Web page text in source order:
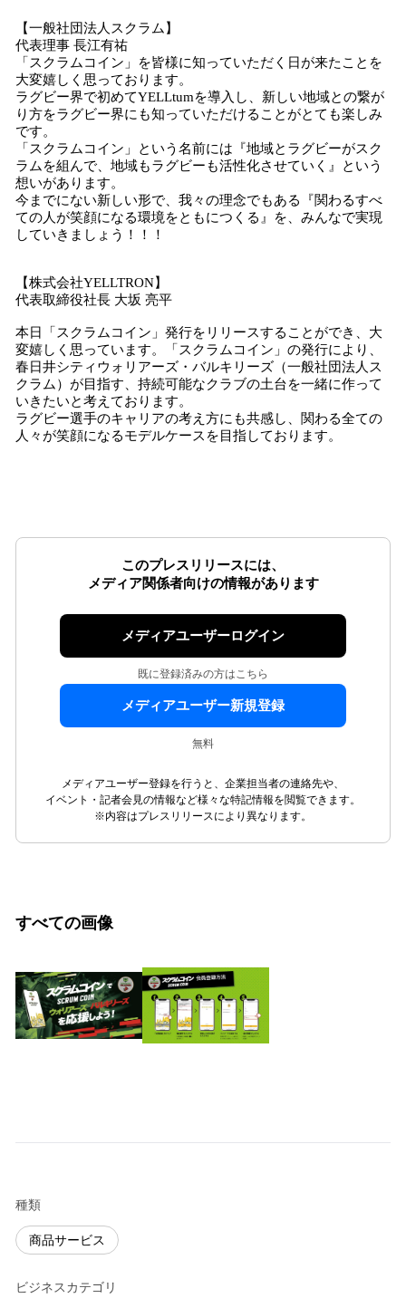
【一般社団法人スクラム】
代表理事 長江有祐
「スクラムコイン」を皆様に知っていただく日が来たことを
大変嬉しく思っております。
ラグビー界で初めてYELLtumを導入し、新しい地域との繋が
り方をラグビー界にも知っていただけることがとても楽しみ
です。
「スクラムコイン」という名前には『地域とラグビーがスク
ラムを組んで、地域もラグビーも活性化させていく』という
想いがあります。
今までにない新しい形で、我々の理念でもある『関わるすべ
ての人が笑顔になる環境をともにつくる』を、みんなで実現
していきましょう！！！
【株式会社YELLTRON】
代表取締役社長 大坂 亮平
本日「スクラムコイン」発行をリリースすることができ、大
変嬉しく思っています。「スクラムコイン」の発行により、
春日井シティウォリアーズ・バルキリーズ（一般社団法人ス
クラム）が目指す、持続可能なクラブの土台を一緒に作って
いきたいと考えております。
ラグビー選手のキャリアの考え方にも共感し、関わる全ての
人々が笑顔になるモデルケースを目指しております。
このプレスリリースには、
メディア関係者向けの情報があります
メディアユーザーログイン
既に登録済みの方はこちら
メディアユーザー新規登録
無料
メディアユーザー登録を行うと、企業担当者の連絡先や、
イベント・記者会見の情報など様々な特記情報を閲覧できます。
※内容はプレスリリースにより異なります。
すべての画像
種類
商品サービス
ビジネスカテゴリ